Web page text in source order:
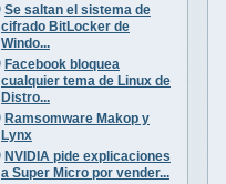
Se saltan el sistema de
cifrado BitLocker de
Windo...
Facebook bloquea
cualquier tema de Linux de
Distro...
Ramsomware Makop y
Lynx
NVIDIA pide explicaciones
a Super Micro por vender...